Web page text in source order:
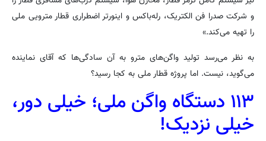
و شرکت صدرا فن الکتریک، رله‌باکس و اینورتر اضطراری قطار مترویی ملی
را تهیه می‌کند.»
به نظر می‌رسد تولید واگن‌های مترو به آن سادگی‌ها که آقای نماینده
می‌گوید، نیست. اما پروژه قطار ملی به کجا رسید؟
۱۱۳ دستگاه واگن ملی؛ خیلی دور،
خیلی نزدیک!